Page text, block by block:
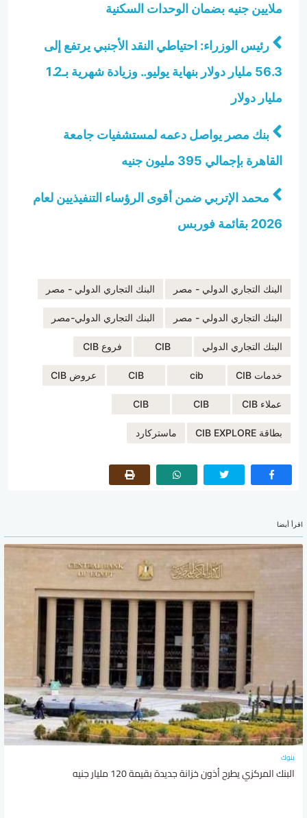
ملايين جنيه بضمان الوحدات السكنية
رئيس الوزراء: احتياطي النقد الأجنبي يرتفع إلى
56.3 مليار دولار بنهاية يوليو.. وزيادة شهرية بـ1.2
مليار دولار
بنك مصر يواصل دعمه لمستشفيات جامعة
القاهرة بإجمالي 395 مليون جنيه
محمد الإتربي ضمن أقوى الرؤساء التنفيذيين لعام
2026 بقائمة فوربس
البنك التجاري الدولي - مصر البنك التجاري الدولي - مصر
البنك التجاري الدولي - مصر البنك التجاري الدولي-مصر
البنك التجاري الدولي CIB فروع CIB
خدمات CIB cib
CIB عروض CIB
عملاء CIB CIB
CIB
بطاقة CIB EXPLORE ماستركارد
اقرأ أيضا
بنوك
البنك المركزي يطرح أذون خزانة جديدة بقيمة 120 مليار جنيه